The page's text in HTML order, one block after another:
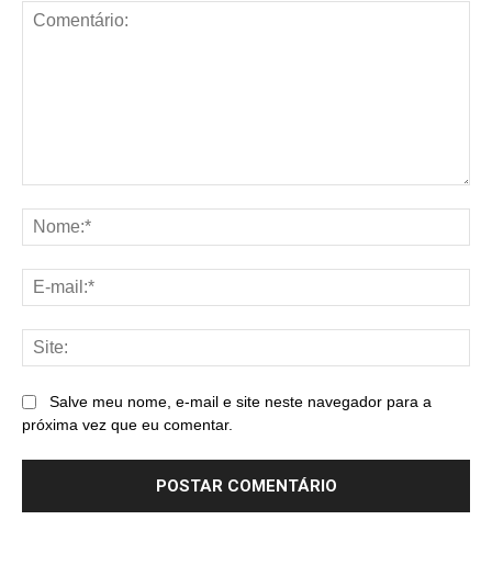
Salve meu nome, e-mail e site neste navegador para a
próxima vez que eu comentar.